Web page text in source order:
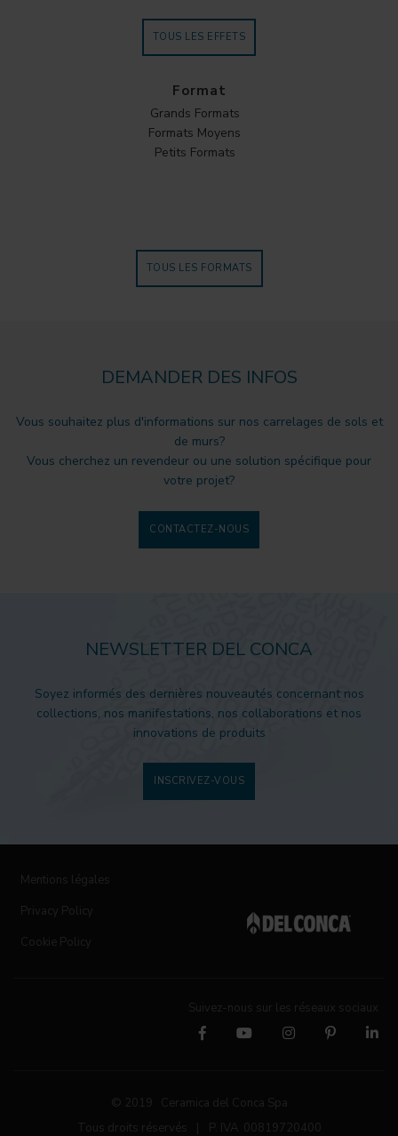
TOUS LES EFFETS
Format
Grands Formats
Formats Moyens
Petits Formats
TOUS LES FORMATS
DEMANDER DES INFOS
Vous souhaitez plus d'informations sur nos carrelages de sols et
de murs?
Vous cherchez un revendeur ou une solution spécifique pour
votre projet?
CONTACTEZ-NOUS
NEWSLETTER DEL CONCA
Soyez informés des dernières nouveautés concernant nos
collections, nos manifestations, nos collaborations et nos
innovations de produits
INSCRIVEZ-VOUS
Mentions légales
Privacy Policy
Cookie Policy
Suivez-nous sur les réseaux sociaux
© 2019 Ceramica del Conca Spa
Tous droits réservés
P. IVA 00819720400